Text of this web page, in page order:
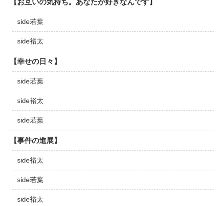
【お互いの気持ち。あなたが好きなんです】
side若葉
side裕太
【幸せの日々】
side若葉
side裕太
side若葉
【事件の進展】
side裕太
side若葉
side裕太